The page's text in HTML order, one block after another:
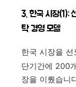
3. 한국 시장(1):
탁 경영 모델
한국 시장을 선
단기간에 200
장을 이뤘습니